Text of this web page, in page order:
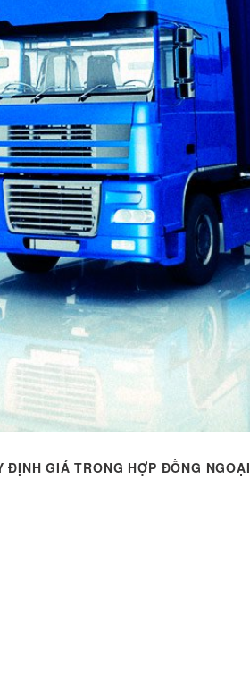
ĐỊNH GIÁ TRONG HỢP ĐỒNG NGOẠI